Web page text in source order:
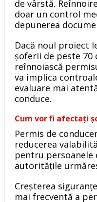
de vârstă.
doar un control
depunerea
Dacă noul proiect
șoferii de peste 70
reînnoiască
va implica
evaluare mai
conduce.
Cum vor fi afectați
Permis de
reducerea
pentru persoanele
autoritățile
Creșterea
mai frecventă a